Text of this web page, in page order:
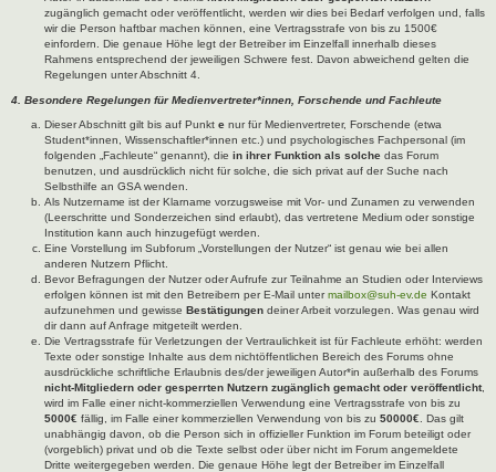
zugänglich gemacht oder veröffentlicht, werden wir dies bei Bedarf verfolgen und, falls
wir die Person haftbar machen können, eine Vertragsstrafe von bis zu 1500€
einfordern. Die genaue Höhe legt der Betreiber im Einzelfall innerhalb dieses
Rahmens entsprechend der jeweiligen Schwere fest. Davon abweichend gelten die
Regelungen unter Abschnitt 4.
4. Besondere Regelungen für Medienvertreter*innen, Forschende und Fachleute
Dieser Abschnitt gilt bis auf Punkt e nur für Medienvertreter, Forschende (etwa
Student*innen, Wissenschaftler*innen etc.) und psychologisches Fachpersonal (im
folgenden „Fachleute“ genannt), die in ihrer Funktion als solche das Forum
benutzen, und ausdrücklich nicht für solche, die sich privat auf der Suche nach
Selbsthilfe an GSA wenden.
Als Nutzername ist der Klarname vorzugsweise mit Vor- und Zunamen zu verwenden
(Leerschritte und Sonderzeichen sind erlaubt), das vertretene Medium oder sonstige
Institution kann auch hinzugefügt werden.
Eine Vorstellung im Subforum „Vorstellungen der Nutzer“ ist genau wie bei allen
anderen Nutzern Pflicht.
Bevor Befragungen der Nutzer oder Aufrufe zur Teilnahme an Studien oder Interviews
erfolgen können ist mit den Betreibern per E-Mail untermailbox@suh-ev.de Kontakt
aufzunehmen und gewisse Bestätigungen deiner Arbeit vorzulegen. Was genau wird
dir dann auf Anfrage mitgeteilt werden.
Die Vertragsstrafe für Verletzungen der Vertraulichkeit ist für Fachleute erhöht: werden
Texte oder sonstige Inhalte aus dem nichtöffentlichen Bereich des Forums ohne
ausdrückliche schriftliche Erlaubnis des/der jeweiligen Autor*in außerhalb des Forums
nicht-Mitgliedern oder gesperrten Nutzern zugänglich gemacht oder veröffentlicht,
wird im Falle einer nicht-kommerziellen Verwendung eine Vertragsstrafe von bis zu
5000€ fällig, im Falle einer kommerziellen Verwendung von bis zu 50000€ . Das gilt
unabhängig davon, ob die Person sich in offizieller Funktion im Forum beteiligt oder
(vorgeblich) privat und ob die Texte selbst oder über nicht im Forum angemeldete
Dritte weitergegeben werden. Die genaue Höhe legt der Betreiber im Einzelfall